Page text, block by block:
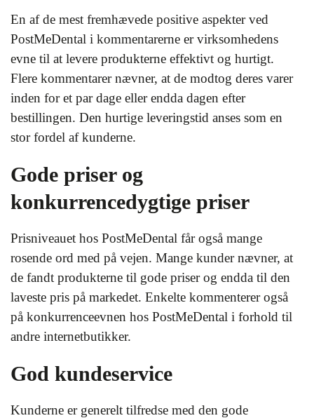
En af de mest fremhævede positive aspekter ved
PostMeDental i kommentarerne er virksomhedens
evne til at levere produkterne effektivt og hurtigt.
Flere kommentarer nævner, at de modtog deres varer
inden for et par dage eller endda dagen efter
bestillingen. Den hurtige leveringstid anses som en
stor fordel af kunderne.
Gode priser og
konkurrencedygtige priser
Prisniveauet hos PostMeDental får også mange
rosende ord med på vejen. Mange kunder nævner, at
de fandt produkterne til gode priser og endda til den
laveste pris på markedet. Enkelte kommenterer også
på konkurrenceevnen hos PostMeDental i forhold til
andre internetbutikker.
God kundeservice
Kunderne er generelt tilfredse med den gode